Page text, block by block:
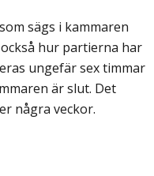
sägs i kammaren
hur partierna har
ungefär sex timmar
är slut. Det
några veckor.